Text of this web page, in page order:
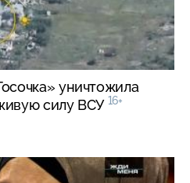
уничтожила
силу ВСУ 16+